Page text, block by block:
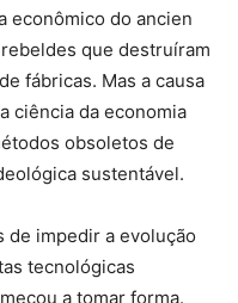
econômico do ancien
que destruíram
fábricas. Mas a causa
ciência da economia
obsoletos de
sustentável.
de impedir a evolução
tecnológicas
a tomar forma.